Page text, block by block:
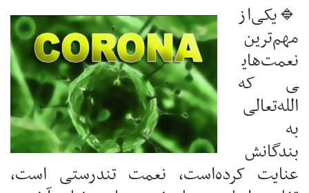
🔹یکی‌از
مهم‌ترین
نعمت‌های
ی که
الله‌تعالی
به
بندگانش
عنایت کرده‌است، نعمت تندرستی است،